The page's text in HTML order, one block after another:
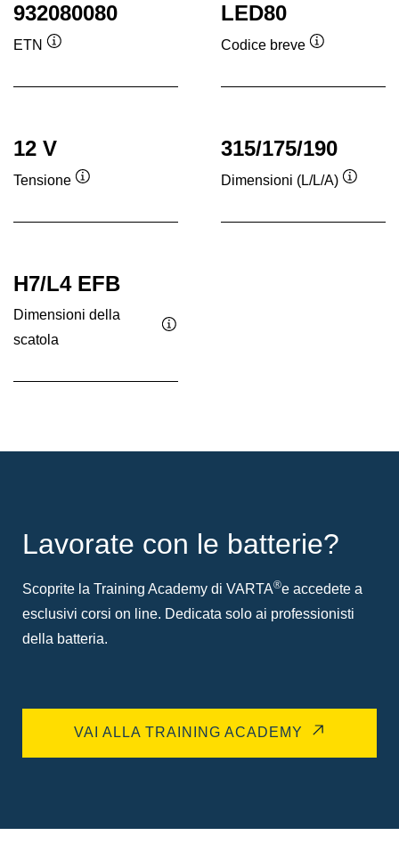
932080080
ETN
LED80
Codice breve
12 V
Tensione
315/175/190
Dimensioni (L/L/A)
H7/L4 EFB
Dimensioni della
scatola
Lavorate con le batterie?
Scoprite la Training Academy di VARTA®e accedete a
esclusivi corsi on line. Dedicata solo ai professionisti
della batteria.
VAI ALLA TRAINING ACADEMY